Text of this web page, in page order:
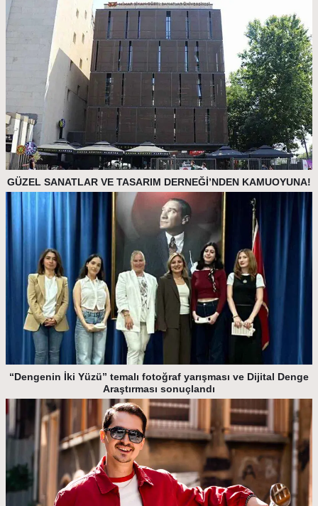
GÜZEL SANATLAR VE TASARIM DERNEĞİ’NDEN KAMUOYUNA!
“Dengenin İki Yüzü” temalı fotoğraf yarışması ve Dijital Denge
Araştırması sonuçlandı